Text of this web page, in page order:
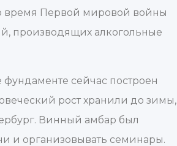
время Первой мировой войны
производящих алкогольные
сейчас построен
рост хранили до зимы,
Винный амбар был
и организовывать семинары.